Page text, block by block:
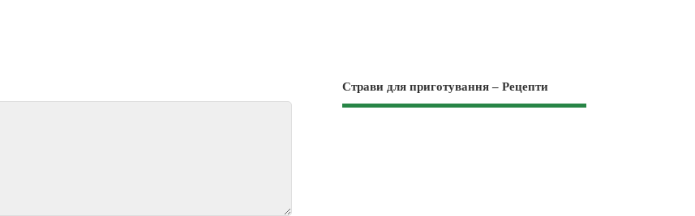
Страви для приготування – Рецепти